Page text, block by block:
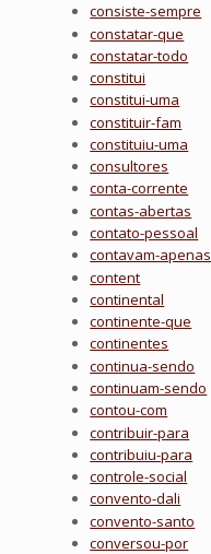
consiste-sempre
constatar-que
constatar-todo
constitui
constitui-uma
constituir-fam
constituiu-uma
consultores
conta-corrente
contas-abertas
contato-pessoal
contavam-apenas
content
continental
continente-que
continentes
continua-sendo
continuam-sendo
contou-com
contribuir-para
contribuiu-para
controle-social
convento-dali
convento-santo
conversou-por